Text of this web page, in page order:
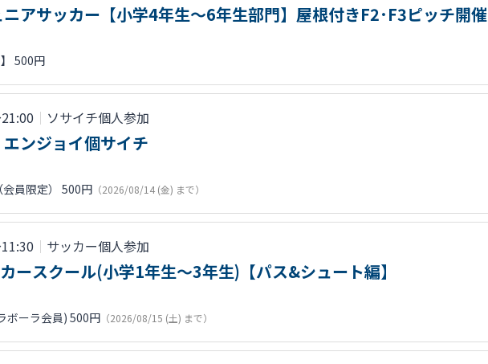
ニアサッカー【小学4年生～6年生部門】屋根付きF2･F3ピッチ開催
500円
｜ ソサイチ個人参加
エンジョイ個サイチ
員限定） 500円 （2026/08/14 (金) まで）
｜ サッカー個人参加
ースクール(小学1年生～3年生)【パス&シュート編】
ボーラ会員) 500円 （2026/08/15 (土) まで）